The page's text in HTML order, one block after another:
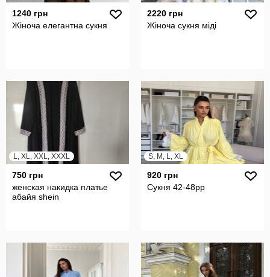
1240 грн
Жіноча елегантна сукня
2220 грн
Жіноча сукня міді
L, XL, XXL, XXXL
750 грн
женская накидка платье
абайя shein
S, M, L, XL
920 грн
Сукня 42-48рр